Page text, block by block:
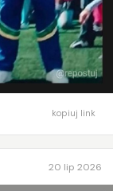
kopiuj link
20 lip 2026